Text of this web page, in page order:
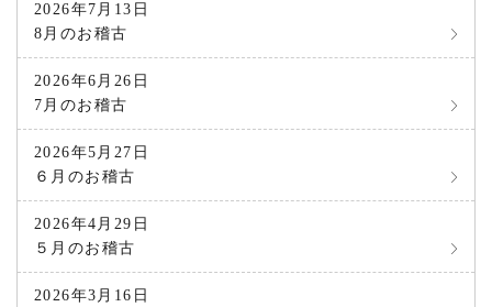
2026年7月13日
8月のお稽古
2026年6月26日
7月のお稽古
2026年5月27日
６月のお稽古
2026年4月29日
５月のお稽古
2026年3月16日